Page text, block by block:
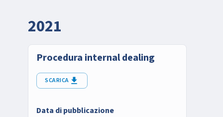
2021
Procedura internal dealing
SCARICA
Data di pubblicazione